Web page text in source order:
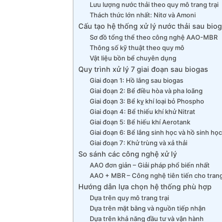
Lưu lượng nước thải theo quy mô trang trại
Thách thức lớn nhất: Nitơ và Amoni
Cấu tạo hệ thống xử lý nước thải sau
Sơ đồ tổng thể theo công nghệ AAO-MBR
Thông số kỹ thuật theo quy mô
Vật liệu bồn bể chuyên dụng
Quy trình xử lý 7 giai đoạn sau biogas
Giai đoạn 1: Hồ lắng sau biogas
Giai đoạn 2: Bể điều hòa và pha loãng
Giai đoạn 3: Bể kỵ khí loại bỏ Phospho
Giai đoạn 4: Bể thiếu khí khử Nitrat
Giai đoạn 5: Bể hiếu khí Aerotank
Giai đoạn 6: Bể lắng sinh học và hồ sinh học
Giai đoạn 7: Khử trùng và xả thải
So sánh các công nghệ xử lý
AAO đơn giản – Giải pháp phổ biến nhất
AAO + MBR – Công nghệ tiên tiến cho
Hướng dẫn lựa chọn hệ thống phù hợp
Dựa trên quy mô trang trại
Dựa trên mặt bằng và nguồn tiếp nhận
Dựa trên khả năng đầu tư và vận hành